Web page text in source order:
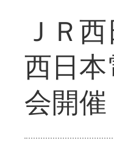
ＪＲ
西日
会開催